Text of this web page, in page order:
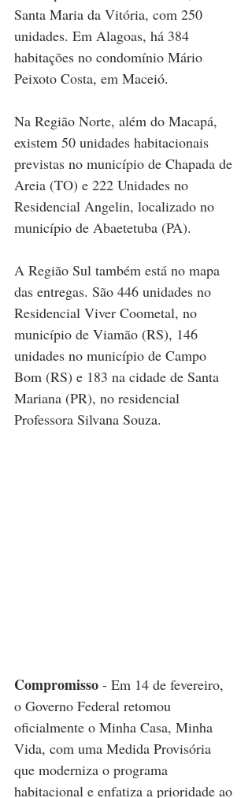
Santa Maria da Vitória, com 250
unidades. Em Alagoas, há 384
habitações no condomínio Mário
Peixoto Costa, em Maceió.
Na Região Norte, além do Macapá,
existem 50 unidades habitacionais
previstas no município de Chapada de
Areia (TO) e 222 Unidades no
Residencial Angelin, localizado no
município de Abaetetuba (PA).
A Região Sul também está no mapa
das entregas. São 446 unidades no
Residencial Viver Coometal, no
município de Viamão (RS), 146
unidades no município de Campo
Bom (RS) e 183 na cidade de Santa
Mariana (PR), no residencial
Professora Silvana Souza.
Compromisso - Em 14 de fevereiro,
o Governo Federal retomou
oficialmente o Minha Casa, Minha
Vida, com uma Medida Provisória
que moderniza o programa
habitacional e enfatiza a prioridade ao